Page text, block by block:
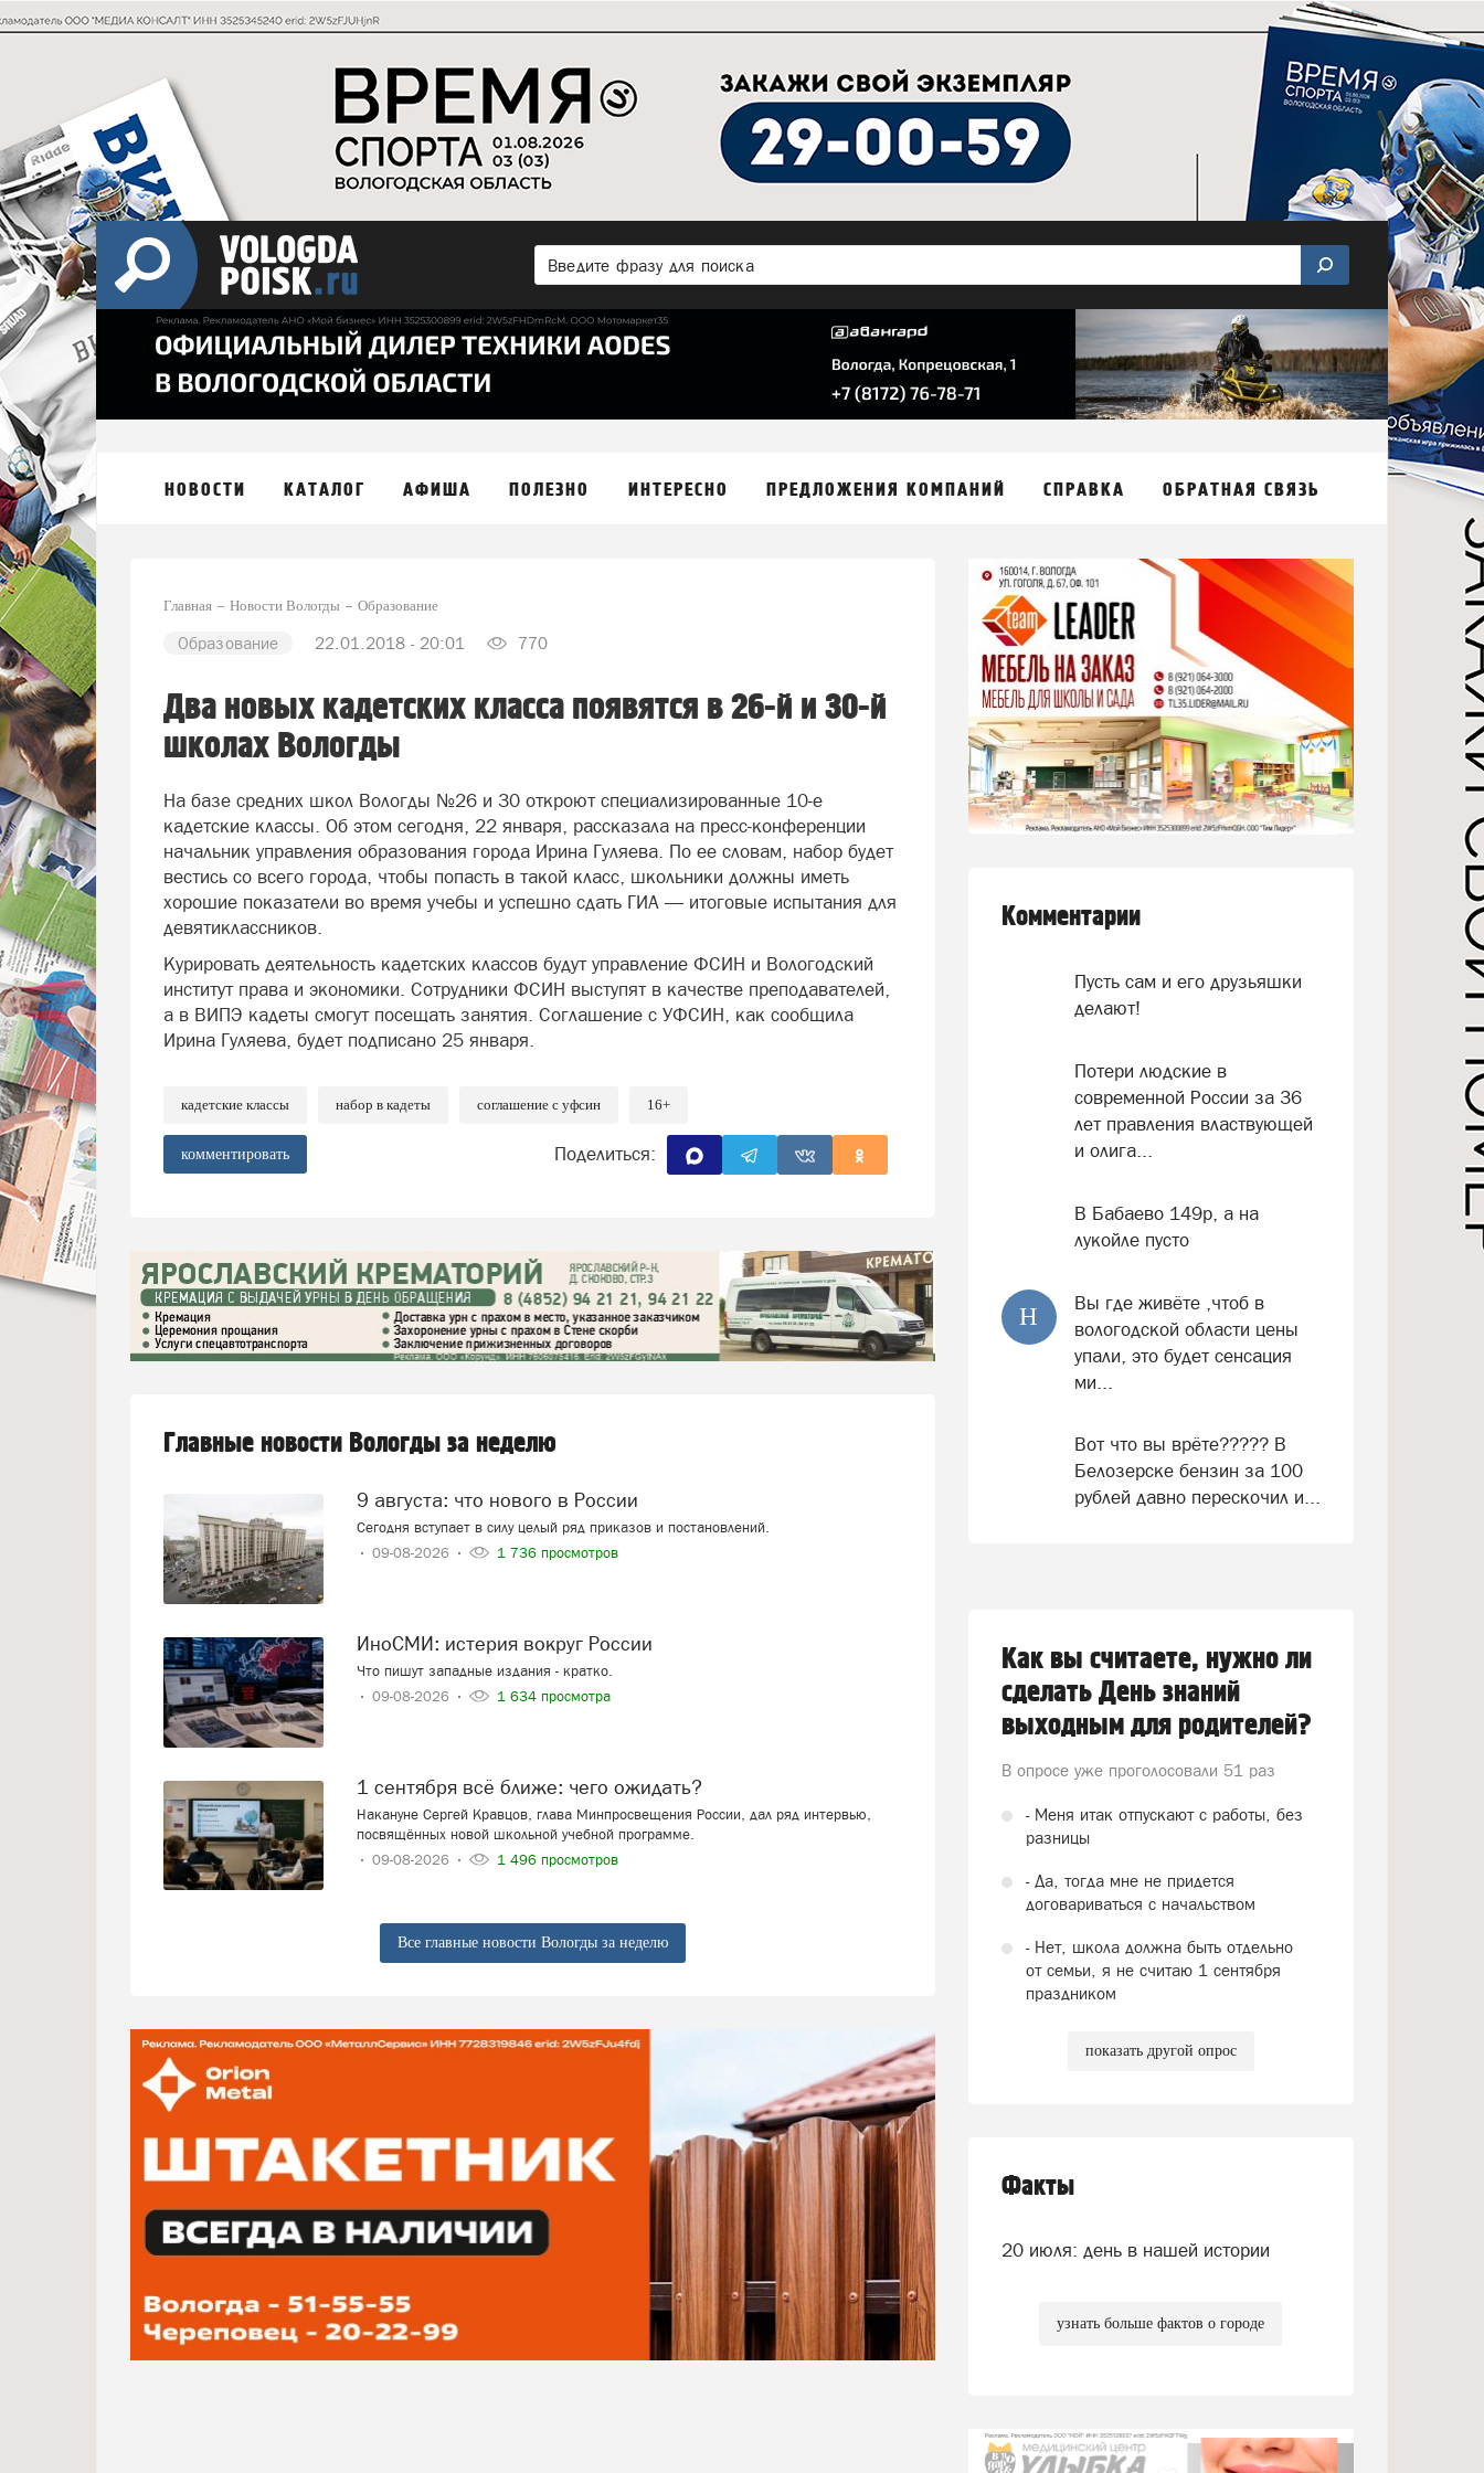
НОВОСТИ КАТАЛОГ АФИША ПОЛЕЗНО ИНТЕРЕСНО ПРЕДЛОЖЕНИЯ КОМПАНИЙ СПРАВКА ОБРАТНАЯ СВЯЗЬ
Главная Новости Вологды Образование
Образование 22.01.2018 - 20:01 770
Два новых кадетских класса появятся в 26-й и 30-й
школах Вологды
На базе средних школ Вологды №26 и 30 откроют специализированные 10-е
кадетские классы. Об этом сегодня, 22 января, рассказала на пресс-конференции
начальник управления образования города Ирина Гуляева. По ее словам, набор будет
вестись со всего города, чтобы попасть в такой класс, школьники должны иметь
хорошие показатели во время учебы и успешно сдать ГИА — итоговые испытания для
девятиклассников.
Курировать деятельность кадетских классов будут управление ФСИН и Вологодский
институт права и экономики. Сотрудники ФСИН выступят в качестве преподавателей,
а в ВИПЭ кадеты смогут посещать занятия. Соглашение с УФСИН, как сообщила
Ирина Гуляева, будет подписано 25 января.
кадетские классы набор в кадеты соглашение с уфсин 16+
комментировать Поделиться:
Главные новости Вологды за неделю
9 августа: что нового в России
Сегодня вступает в силу целый ряд приказов и постановлений.
09-08-2026
1 736 просмотров
ИноСМИ: истерия вокруг России
Что пишут западные издания - кратко.
09-08-2026
1 634 просмотра
1 сентября всё ближе: чего ожидать?
Накануне Сергей Кравцов, глава Минпросвещения России, дал ряд интервью,
посвящённых новой школьной учебной программе.
09-08-2026
1 496 просмотров
Все главные новости Вологды за неделю
Комментарии
Пусть сам и его друзьяшки
делают!
Потери людские в
современной России за 36
лет правления властвующей
и олига...
В Бабаево 149р, а на
лукойле пусто
Н
Вы где живёте ,чтоб в
вологодской области цены
упали, это будет сенсация
ми...
Вот что вы врёте????? В
Белозерске бензин за 100
рублей давно перескочил и...
Как вы считаете, нужно ли
сделать День знаний
выходным для родителей?
В опросе уже проголосовали 51 раз
- Меня итак отпускают с работы, без
разницы
- Да, тогда мне не придется
договариваться с начальством
- Нет, школа должна быть отдельно
от семьи, я не считаю 1 сентября
праздником
показать другой опрос
Факты
20 июля: день в нашей истории
узнать больше фактов о городе